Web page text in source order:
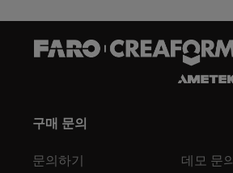
구매 문의
문의하기 데모 문의